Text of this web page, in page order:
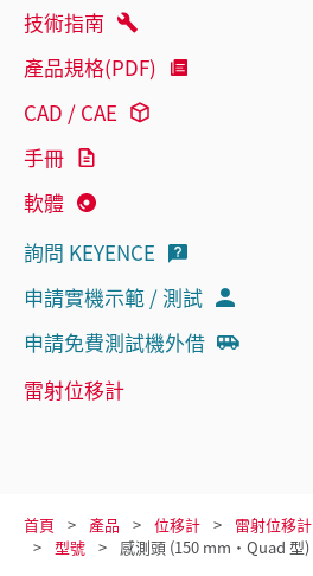
技術指南
產品規格(PDF)
CAD / CAE
手冊
軟體
詢問 KEYENCE
申請實機示範 / 測試
申請免費測試機外借
雷射位移計
首頁 產品 位移計 雷射位移計
型號
感測頭 (150 mm・Quad 型)